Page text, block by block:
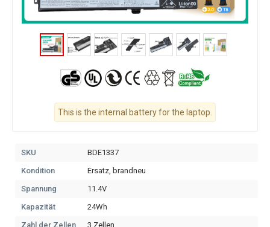
This is the internal battery for the laptop.
SKU
BDE1337
Kondition
Ersatz, brandneu
Spannung
11.4V
Kapazität
24Wh
Zahl der Zellen
3 Zellen